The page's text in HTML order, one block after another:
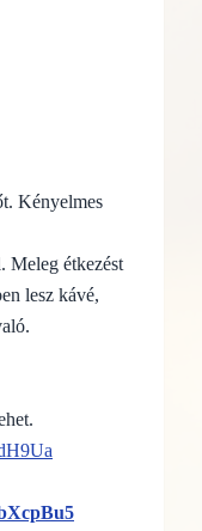
Kényelmes
Meleg étkezést
lesz kávé,